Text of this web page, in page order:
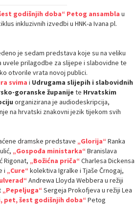
godišnjih doba“ Petog ansambla u
inkluzivnih izvedbi u HNK-a Ivana pl.
je sedam predstava koje su na veliku
uvele prilagodbe za slijepe i slabovidne te
otvorile vrata novoj publici.
svima i Udrugama slijepih i slabovidnih
goranske županije te Hrvatskim
organizirana je audiodeskripcija,
na hrvatski znakovni jezik tijekom svih
dramske predstave „Glorija“ Ranka
„Gospođa ministarka“ Branislava
Rigonat, „Božićna priča“ Charlesa Dickensa
i „Cure“ kolektiva Igralke i Tjaše Črnogaj,
Andrewa Lloyda Webbera u režiji
„Pepeljuga“ Sergeja Prokofjeva u režiji Lea
pet, šest godišnjih doba“ Petog